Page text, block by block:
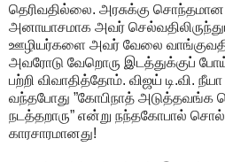
தெரிவதில்லை. அரசுக்கு
அனாயாசமாக அவர்
ஊழியர்களை அவர் வேலை
அவரோடு வேறொரு இடத்துக்குப்
பற்றி விவாதித்தோம். விஜய் டி.வி. நீயா
வந்தபோது ”கோபிநாத் அடுத்தவங்க
நடத்தறாரு” என்று நந்தகோபால்
காரசாரமானது!